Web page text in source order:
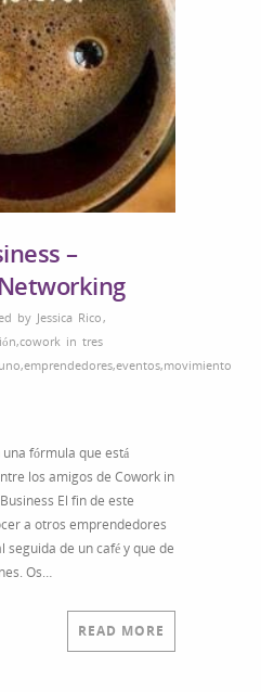
–
by Jessica Rico,
,cowork in tres
,emprendedores,eventos,movimiento
fórmula que está
los amigos de Cowork in
El fin de este
a otros emprendedores
de un café y que de
Os…
READ MORE